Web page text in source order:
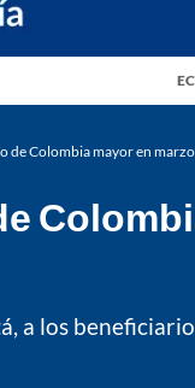
de Colombia mayor en
a los